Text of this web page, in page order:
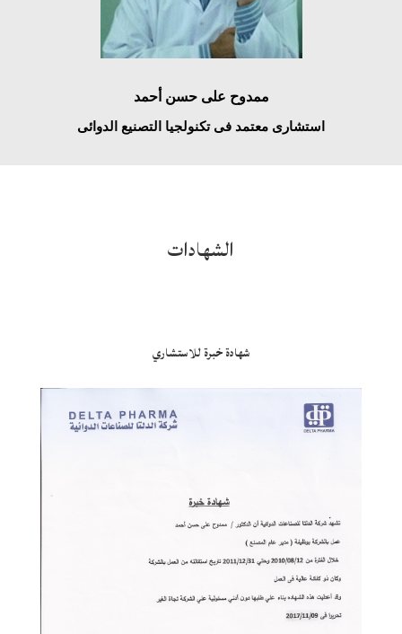
ممدوح على حسن أحمد
استشارى معتمد فى تكنولجيا التصنيع الدوائى
الشهادات
شهادة خبرة للاستشاري